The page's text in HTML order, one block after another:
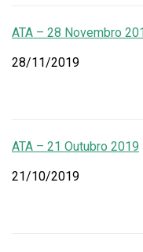
ATA – 28 Novembro
28/11/2019
ATA – 21 Outubro 2019
21/10/2019